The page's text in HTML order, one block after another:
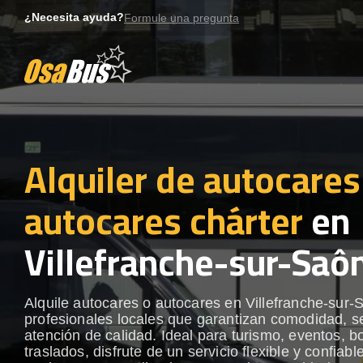
to
¿Necesita ayuda?Formule una pregunta
Alquiler de
autocares chárteren
Villefranche-sur-
Alquile autocares o autocares en Villefranche-sur-
profesionales locales que garantizan comodidad,
atención de calidad. Ideal para turismo, eventos,
traslados, disfrute de un servicio flexible y